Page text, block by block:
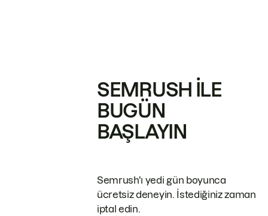
SEMRUSH ILE
BUGÜN
BAŞLAYIN
Semrush'ı yedi gün boyunca
ücretsiz deneyin. İstediğiniz zaman
iptal edin.